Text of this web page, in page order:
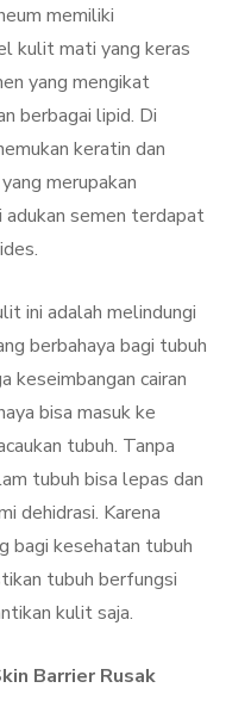
memiliki
kulit mati yang keras
yang mengikat
berbagai lipid. Di
keratin dan
merupakan
semen terdapat
ini adalah melindungi
berbahaya bagi tubuh
keseimbangan cairan
bisa masuk ke
tubuh. Tanpa
tubuh bisa lepas dan
dehidrasi. Karena
bagi kesehatan tubuh
tubuh berfungsi
kulit saja.
Barrier Rusak